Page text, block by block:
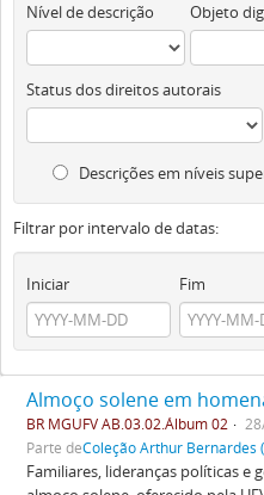
Nível de descrição
Status dos direitos autorais
Descrições em níveis
Filtrar por intervalo de datas:
Iniciar Fim
Almoço solene em
BR MGUFV AB.03.02.Álbum 02
Parte deColeção Arthur Bernardes
Familiares, lideranças políticas e